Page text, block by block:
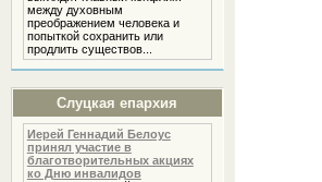
между духовным
преображением человека и
попыткой сохранить или
продлить существов...
Слуцкая епархия
Иерей Геннадий Белоус
принял участие в
благотворительных акциях
ко Дню инвалидов